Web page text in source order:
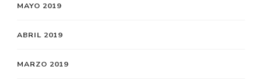
MAYO 2019
ABRIL 2019
MARZO 2019